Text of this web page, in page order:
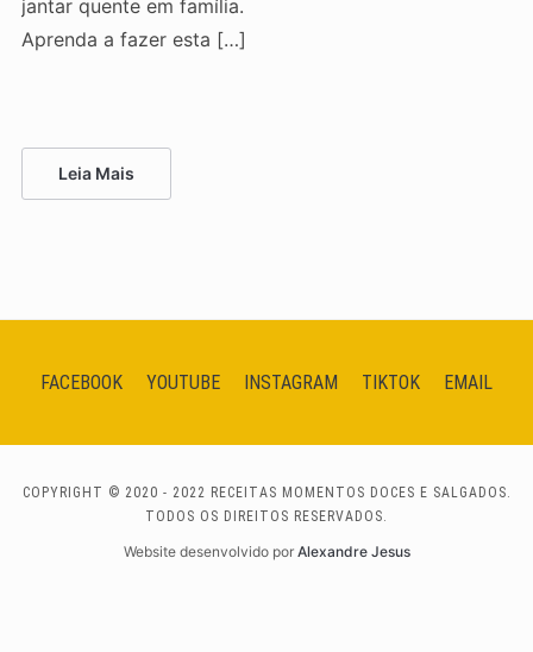
jantar quente em família.
Aprenda a fazer esta […]
Leia Mais
FACEBOOK YOUTUBE INSTAGRAM TIKTOK EMAIL
COPYRIGHT © 2020 - 2022 RECEITAS MOMENTOS DOCES E SALGADOS.
TODOS OS DIREITOS RESERVADOS.
Website desenvolvido por Alexandre Jesus